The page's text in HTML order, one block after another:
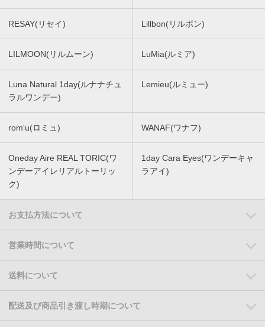
RESAY(リセイ) Lillbon(リルボン)
LILMOON(リルムーン) LuMia(ルミア)
Luna Natural 1day(ルナナチュ
ラルワンデー)
Lemieu(ルミュー)
rom'u(ロミュ) WANAF(ワナフ)
Oneday Aire REAL TORIC(ワ
ンデーアイレリアルトーリッ
ク)
1day Cara Eyes(ワンデーキャ
ラアイ)
お支払方法について
営業時間について
送料について
配送及び商品引き渡し時期について